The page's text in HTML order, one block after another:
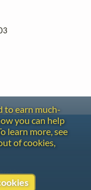
to earn much-
you can help
learn more, see
of cookies,